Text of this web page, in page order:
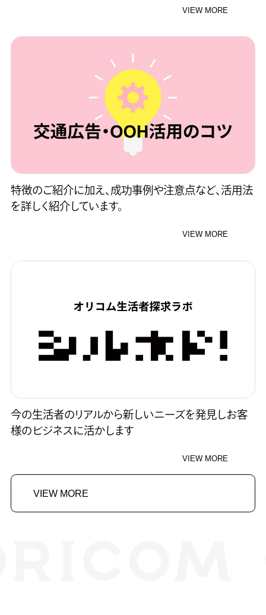
VIEW MORE
特徴のご紹介に加え、成功事例や注意点など、活用法
を詳しく紹介しています。
VIEW MORE
今の生活者のリアルから新しいニーズを発見しお客
様のビジネスに活かします
VIEW MORE
VIEW MORE